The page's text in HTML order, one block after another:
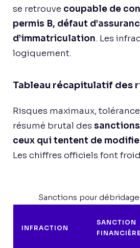
se retrouve coupable de
permis B, défaut
d’immatriculation. Les
logiquement.
Tableau récapitulatif des
Risques maximaux,
résumé brutal des
ceux qui tentent de
Les chiffres officiels font
Sanctions pour
INFRACTION
SANCTION
FINANCIÈRE